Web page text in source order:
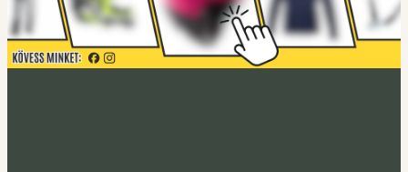
Acerbis akció
Fedezd fel